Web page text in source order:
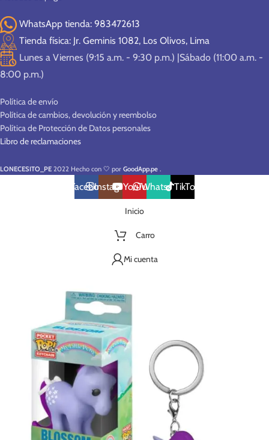
WhatsApp tienda: 983472613
Tienda física: Jr. Geminis 1082, Los Olivos, Lima
Lunes a Viernes (9:15 a.m. - 9:30 p.m.) |Sábado (11:00 a.m. -
8:00 p.m.)
Política de envío
Política de cambios, devolución y reembolso
Política de Protección de Datos personales
Libro de reclamaciones
LONECESITO_PE 2022 Hecho con 🤍 por GoodApp.pe .
FacebookInstagramYouTubeWhatsAppTikTok
Inicio
Carro
Mi cuenta